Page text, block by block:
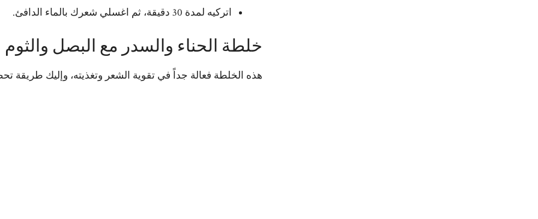
اتركيه لمدة 30 دقيقة، ثم اغسلي شعرك بالماء الدافئ.
خلطة الحناء والسدر مع البصل والثوم
هذه الخلطة فعالة جداً في تقوية الشعر وتغذيته، وإليك طريقة